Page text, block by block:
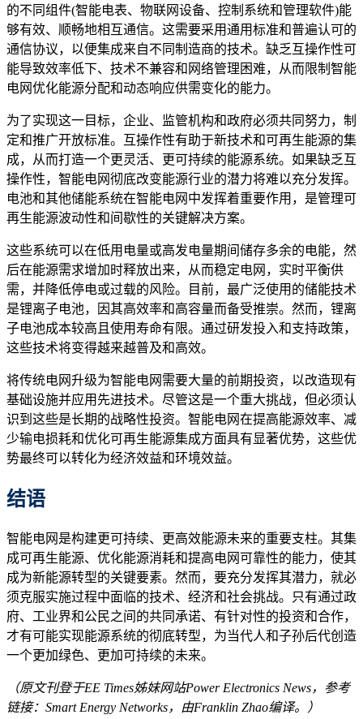
的不同组件(智能电表、物联网设备、控制系统和管理软件)能
够有效、顺畅地相互通信。这需要采用通用标准和普遍认可的
通信协议，以便集成来自不同制造商的技术。缺乏互操作性可
能导致效率低下、技术不兼容和网络管理困难，从而限制智能
电网优化能源分配和动态响应供需变化的能力。
为了实现这一目标，企业、监管机构和政府必须共同努力，制
定和推广开放标准。互操作性有助于新技术和可再生能源的集
成，从而打造一个更灵活、更可持续的能源系统。如果缺乏互
操作性，智能电网彻底改变能源行业的潜力将难以充分发挥。
电池和其他储能系统在智能电网中发挥着重要作用，是管理可
再生能源波动性和间歇性的关键解决方案。
这些系统可以在低用电量或高发电量期间储存多余的电能，然
后在能源需求增加时释放出来，从而稳定电网，实时平衡供
需，并降低停电或过载的风险。目前，最广泛使用的储能技术
是锂离子电池，因其高效率和高容量而备受推崇。然而，锂离
子电池成本较高且使用寿命有限。通过研发投入和支持政策，
这些技术将变得越来越普及和高效。
将传统电网升级为智能电网需要大量的前期投资，以改造现有
基础设施并应用先进技术。尽管这是一个重大挑战，但必须认
识到这些是长期的战略性投资。智能电网在提高能源效率、减
少输电损耗和优化可再生能源集成方面具有显著优势，这些优
势最终可以转化为经济效益和环境效益。
结语
智能电网是构建更可持续、更高效能源未来的重要支柱。其集
成可再生能源、优化能源消耗和提高电网可靠性的能力，使其
成为新能源转型的关键要素。然而，要充分发挥其潜力，就必
须克服实施过程中面临的技术、经济和社会挑战。只有通过政
府、工业界和公民之间的共同承诺、有针对性的投资和合作，
才有可能实现能源系统的彻底转型，为当代人和子孙后代创造
一个更加绿色、更加可持续的未来。
（原文刊登于EE Times姊妹网站Power Electronics News，参考
链接： Smart Energy Networks，由Franklin Zhao编译。）